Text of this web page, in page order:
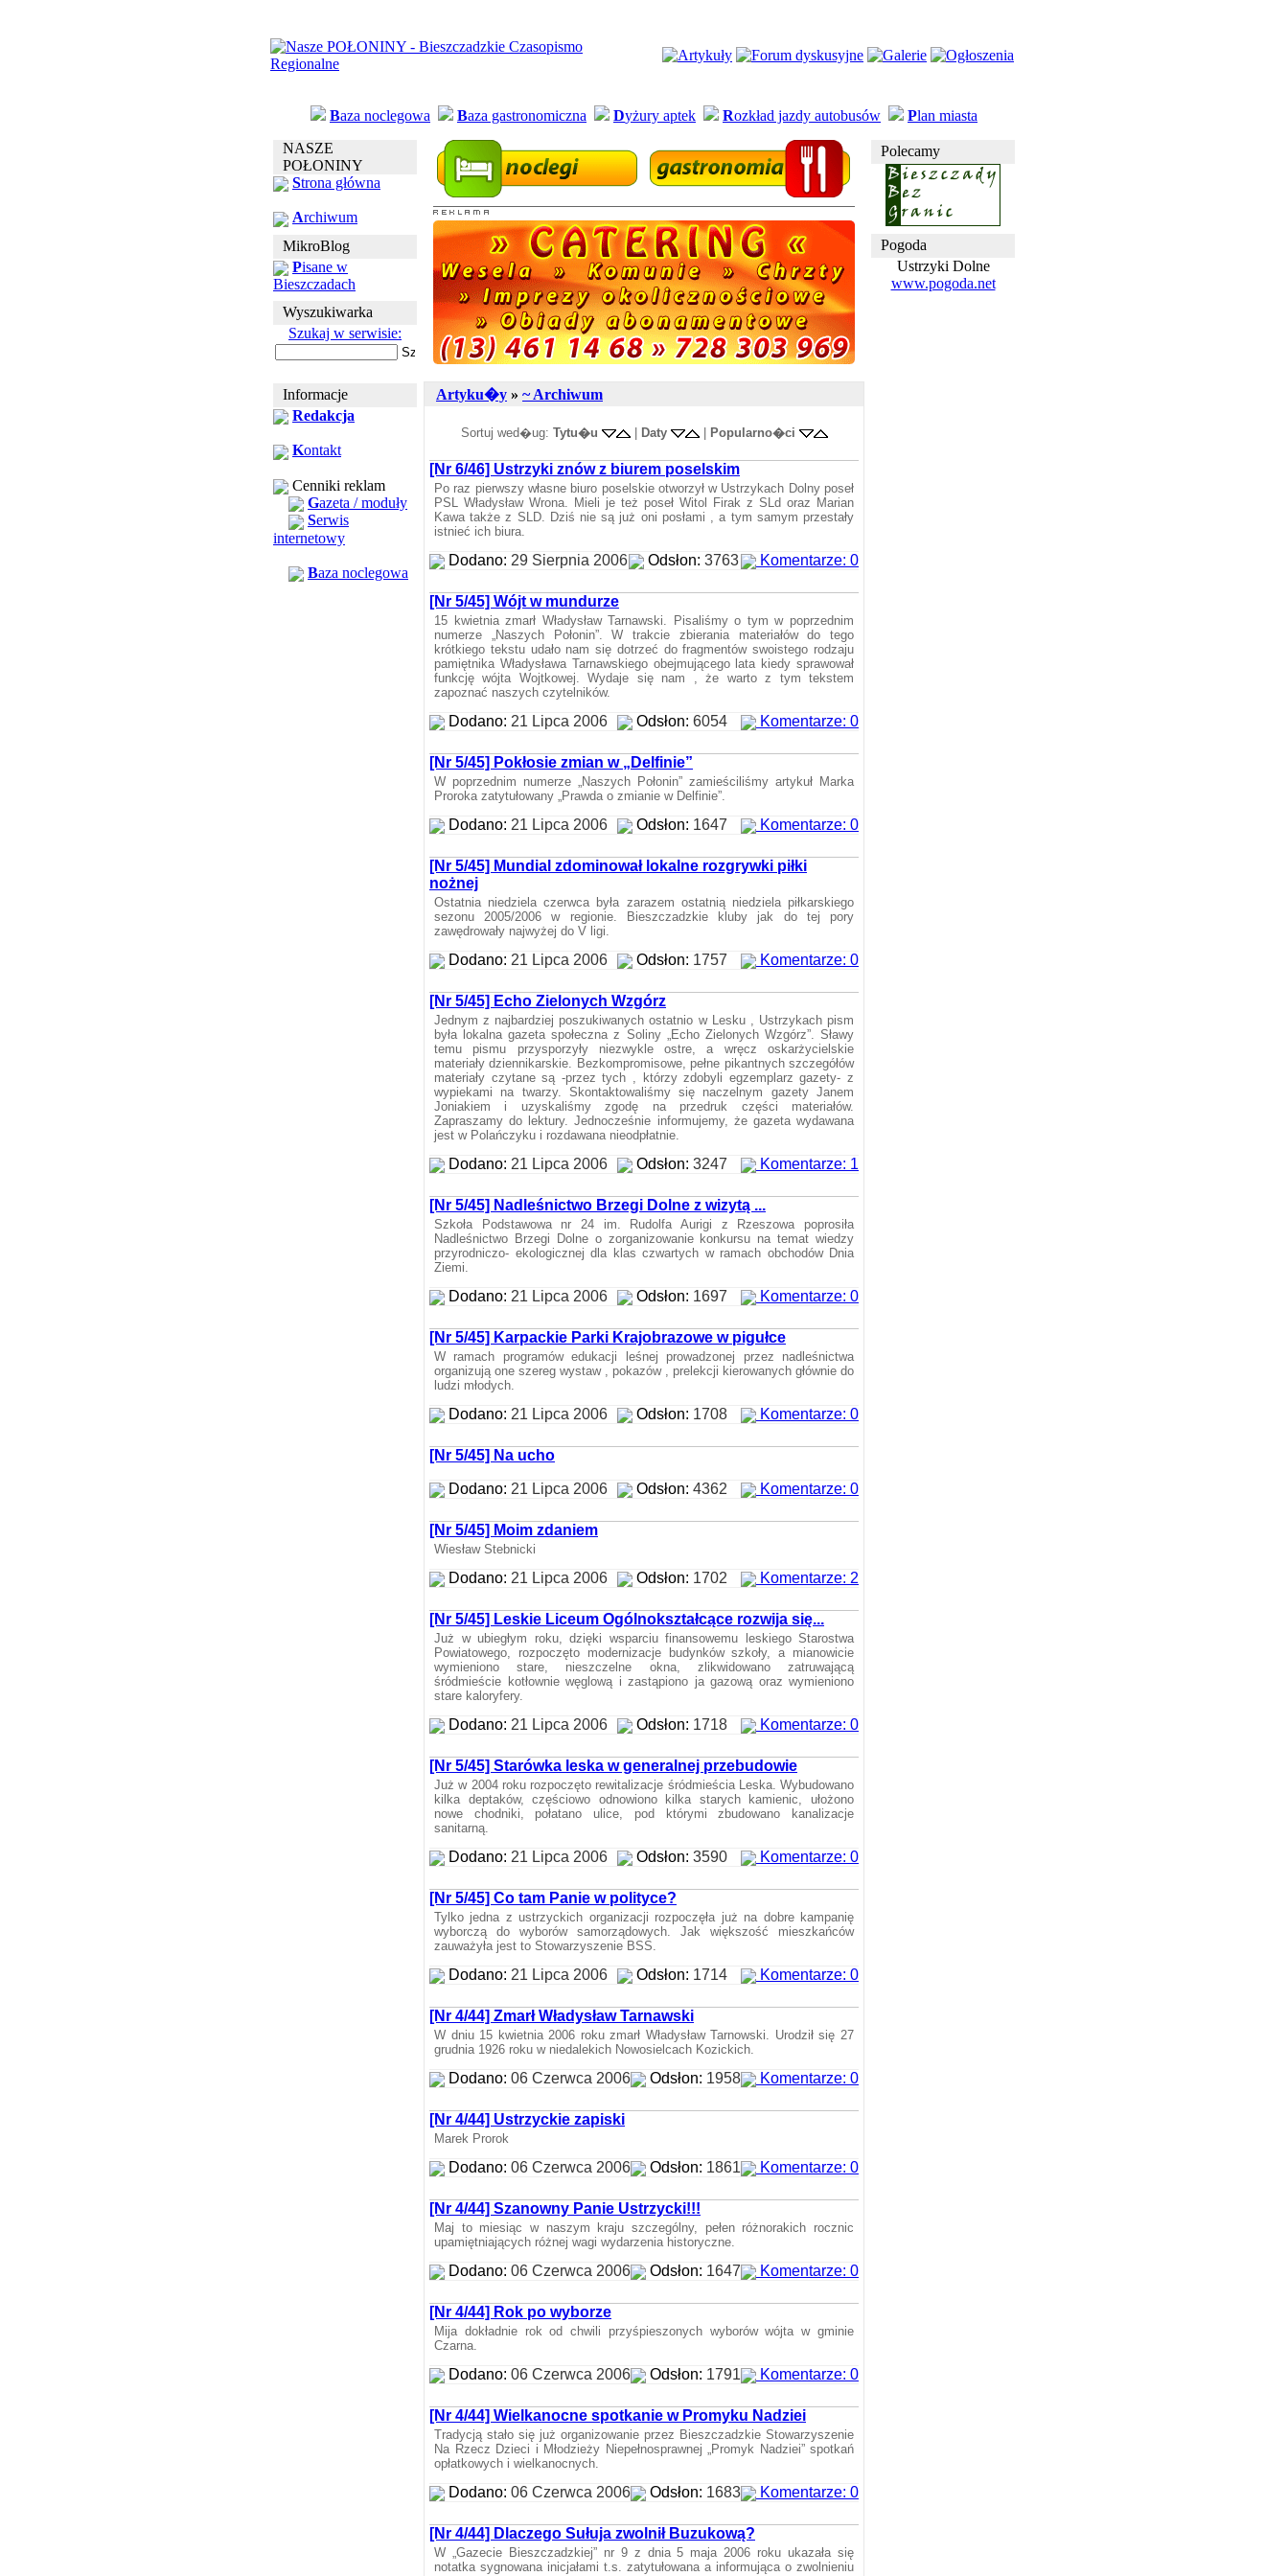
Baza noclegowa Baza gastronomiczna Dyżury aptek Rozkład jazdy autobusów Plan miasta
NASZE
POŁONINY
Strona główna
Archiwum
MikroBlog
Pisane w
Bieszczadach
Wyszukiwarka
Szukaj w serwisie:
Informacje
Redakcja
Kontakt
Cenniki reklam
Gazeta / moduły
Serwis
internetowy
Baza noclegowa
Artyku�y » ~ Archiwum
Sortuj wed�ug: Tytu�u | Daty | Popularno�ci
[Nr 6/46] Ustrzyki znów z biurem poselskim
Po raz pierwszy własne biuro poselskie otworzył w Ustrzykach Dolny poseł
PSL Władysław Wrona. Mieli je też poseł Witol Firak z SLd oraz Marian
Kawa także z SLD. Dziś nie są już oni posłami , a tym samym przestały
istnieć ich biura.
Dodano: 29 Sierpnia 2006 Odsłon: 3763 Komentarze: 0
[Nr 5/45] Wójt w mundurze
15 kwietnia zmarł Władysław Tarnawski. Pisaliśmy o tym w poprzednim
numerze „Naszych Połonin”. W trakcie zbierania materiałów do tego
krótkiego tekstu udało nam się dotrzeć do fragmentów swoistego rodzaju
pamiętnika Władysława Tarnawskiego obejmującego lata kiedy sprawował
funkcję wójta Wojtkowej. Wydaje się nam , że warto z tym tekstem
zapoznać naszych czytelników.
Dodano: 21 Lipca 2006 Odsłon: 6054 Komentarze: 0
[Nr 5/45] Pokłosie zmian w „Delfinie”
W poprzednim numerze „Naszych Połonin” zamieściliśmy artykuł Marka
Proroka zatytułowany „Prawda o zmianie w Delfinie”.
Dodano: 21 Lipca 2006 Odsłon: 1647 Komentarze: 0
[Nr 5/45] Mundial zdominował lokalne rozgrywki piłki
nożnej
Ostatnia niedziela czerwca była zarazem ostatnią niedziela piłkarskiego
sezonu 2005/2006 w regionie. Bieszczadzkie kluby jak do tej pory
zawędrowały najwyżej do V ligi.
Dodano: 21 Lipca 2006 Odsłon: 1757 Komentarze: 0
[Nr 5/45] Echo Zielonych Wzgórz
Jednym z najbardziej poszukiwanych ostatnio w Lesku , Ustrzykach pism
była lokalna gazeta społeczna z Soliny „Echo Zielonych Wzgórz”. Sławy
temu pismu przysporzyły niezwykle ostre, a wręcz oskarżycielskie
materiały dziennikarskie. Bezkompromisowe, pełne pikantnych szczegółów
materiały czytane są -przez tych , którzy zdobyli egzemplarz gazety- z
wypiekami na twarzy. Skontaktowaliśmy się naczelnym gazety Janem
Joniakiem i uzyskaliśmy zgodę na przedruk części materiałów.
Zapraszamy do lektury. Jednocześnie informujemy, że gazeta wydawana
jest w Polańczyku i rozdawana nieodpłatnie.
Dodano: 21 Lipca 2006 Odsłon: 3247 Komentarze: 1
[Nr 5/45] Nadleśnictwo Brzegi Dolne z wizytą ...
Szkoła Podstawowa nr 24 im. Rudolfa Aurigi z Rzeszowa poprosiła
Nadleśnictwo Brzegi Dolne o zorganizowanie konkursu na temat wiedzy
przyrodniczo- ekologicznej dla klas czwartych w ramach obchodów Dnia
Ziemi.
Dodano: 21 Lipca 2006 Odsłon: 1697 Komentarze: 0
[Nr 5/45] Karpackie Parki Krajobrazowe w pigułce
W ramach programów edukacji leśnej prowadzonej przez nadleśnictwa
organizują one szereg wystaw , pokazów , prelekcji kierowanych głównie do
ludzi młodych.
Dodano: 21 Lipca 2006 Odsłon: 1708 Komentarze: 0
[Nr 5/45] Na ucho
Dodano: 21 Lipca 2006 Odsłon: 4362 Komentarze: 0
[Nr 5/45] Moim zdaniem
Wiesław Stebnicki
Dodano: 21 Lipca 2006 Odsłon: 1702 Komentarze: 2
[Nr 5/45] Leskie Liceum Ogólnokształcące rozwija się...
Już w ubiegłym roku, dzięki wsparciu finansowemu leskiego Starostwa
Powiatowego, rozpoczęto modernizacje budynków szkoły, a mianowicie
wymieniono stare, nieszczelne okna, zlikwidowano zatruwającą
śródmieście kotłownie węglową i zastąpiono ja gazową oraz wymieniono
stare kaloryfery.
Dodano: 21 Lipca 2006 Odsłon: 1718 Komentarze: 0
[Nr 5/45] Starówka leska w generalnej przebudowie
Już w 2004 roku rozpoczęto rewitalizacje śródmieścia Leska. Wybudowano
kilka deptaków, częściowo odnowiono kilka starych kamienic, ułożono
nowe chodniki, połatano ulice, pod którymi zbudowano kanalizacje
sanitarną.
Dodano: 21 Lipca 2006 Odsłon: 3590 Komentarze: 0
[Nr 5/45] Co tam Panie w polityce?
Tylko jedna z ustrzyckich organizacji rozpoczęła już na dobre kampanię
wyborczą do wyborów samorządowych. Jak większość mieszkańców
zauważyła jest to Stowarzyszenie BSS.
Dodano: 21 Lipca 2006 Odsłon: 1714 Komentarze: 0
[Nr 4/44] Zmarł Władysław Tarnawski
W dniu 15 kwietnia 2006 roku zmarł Władysław Tarnowski. Urodził się 27
grudnia 1926 roku w niedalekich Nowosielcach Kozickich.
Dodano: 06 Czerwca 2006 Odsłon: 1958 Komentarze: 0
[Nr 4/44] Ustrzyckie zapiski
Marek Prorok
Dodano: 06 Czerwca 2006 Odsłon: 1861 Komentarze: 0
[Nr 4/44] Szanowny Panie Ustrzycki!!!
Maj to miesiąc w naszym kraju szczególny, pełen różnorakich rocznic
upamiętniających różnej wagi wydarzenia historyczne.
Dodano: 06 Czerwca 2006 Odsłon: 1647 Komentarze: 0
[Nr 4/44] Rok po wyborze
Mija dokładnie rok od chwili przyśpieszonych wyborów wójta w gminie
Czarna.
Dodano: 06 Czerwca 2006 Odsłon: 1791 Komentarze: 0
[Nr 4/44] Wielkanocne spotkanie w Promyku Nadziei
Tradycją stało się już organizowanie przez Bieszczadzkie Stowarzyszenie
Na Rzecz Dzieci i Młodzieży Niepełnosprawnej „Promyk Nadziei” spotkań
opłatkowych i wielkanocnych.
Dodano: 06 Czerwca 2006 Odsłon: 1683 Komentarze: 0
[Nr 4/44] Dlaczego Sułuja zwolnił Buzukową?
W „Gazecie Bieszczadzkiej” nr 9 z dnia 5 maja 2006 roku ukazała się
notatka sygnowana inicjałami t.s. zatytułowana a informująca o zwolnieniu
Polecamy
Pogoda
Ustrzyki Dolne
www.pogoda.net